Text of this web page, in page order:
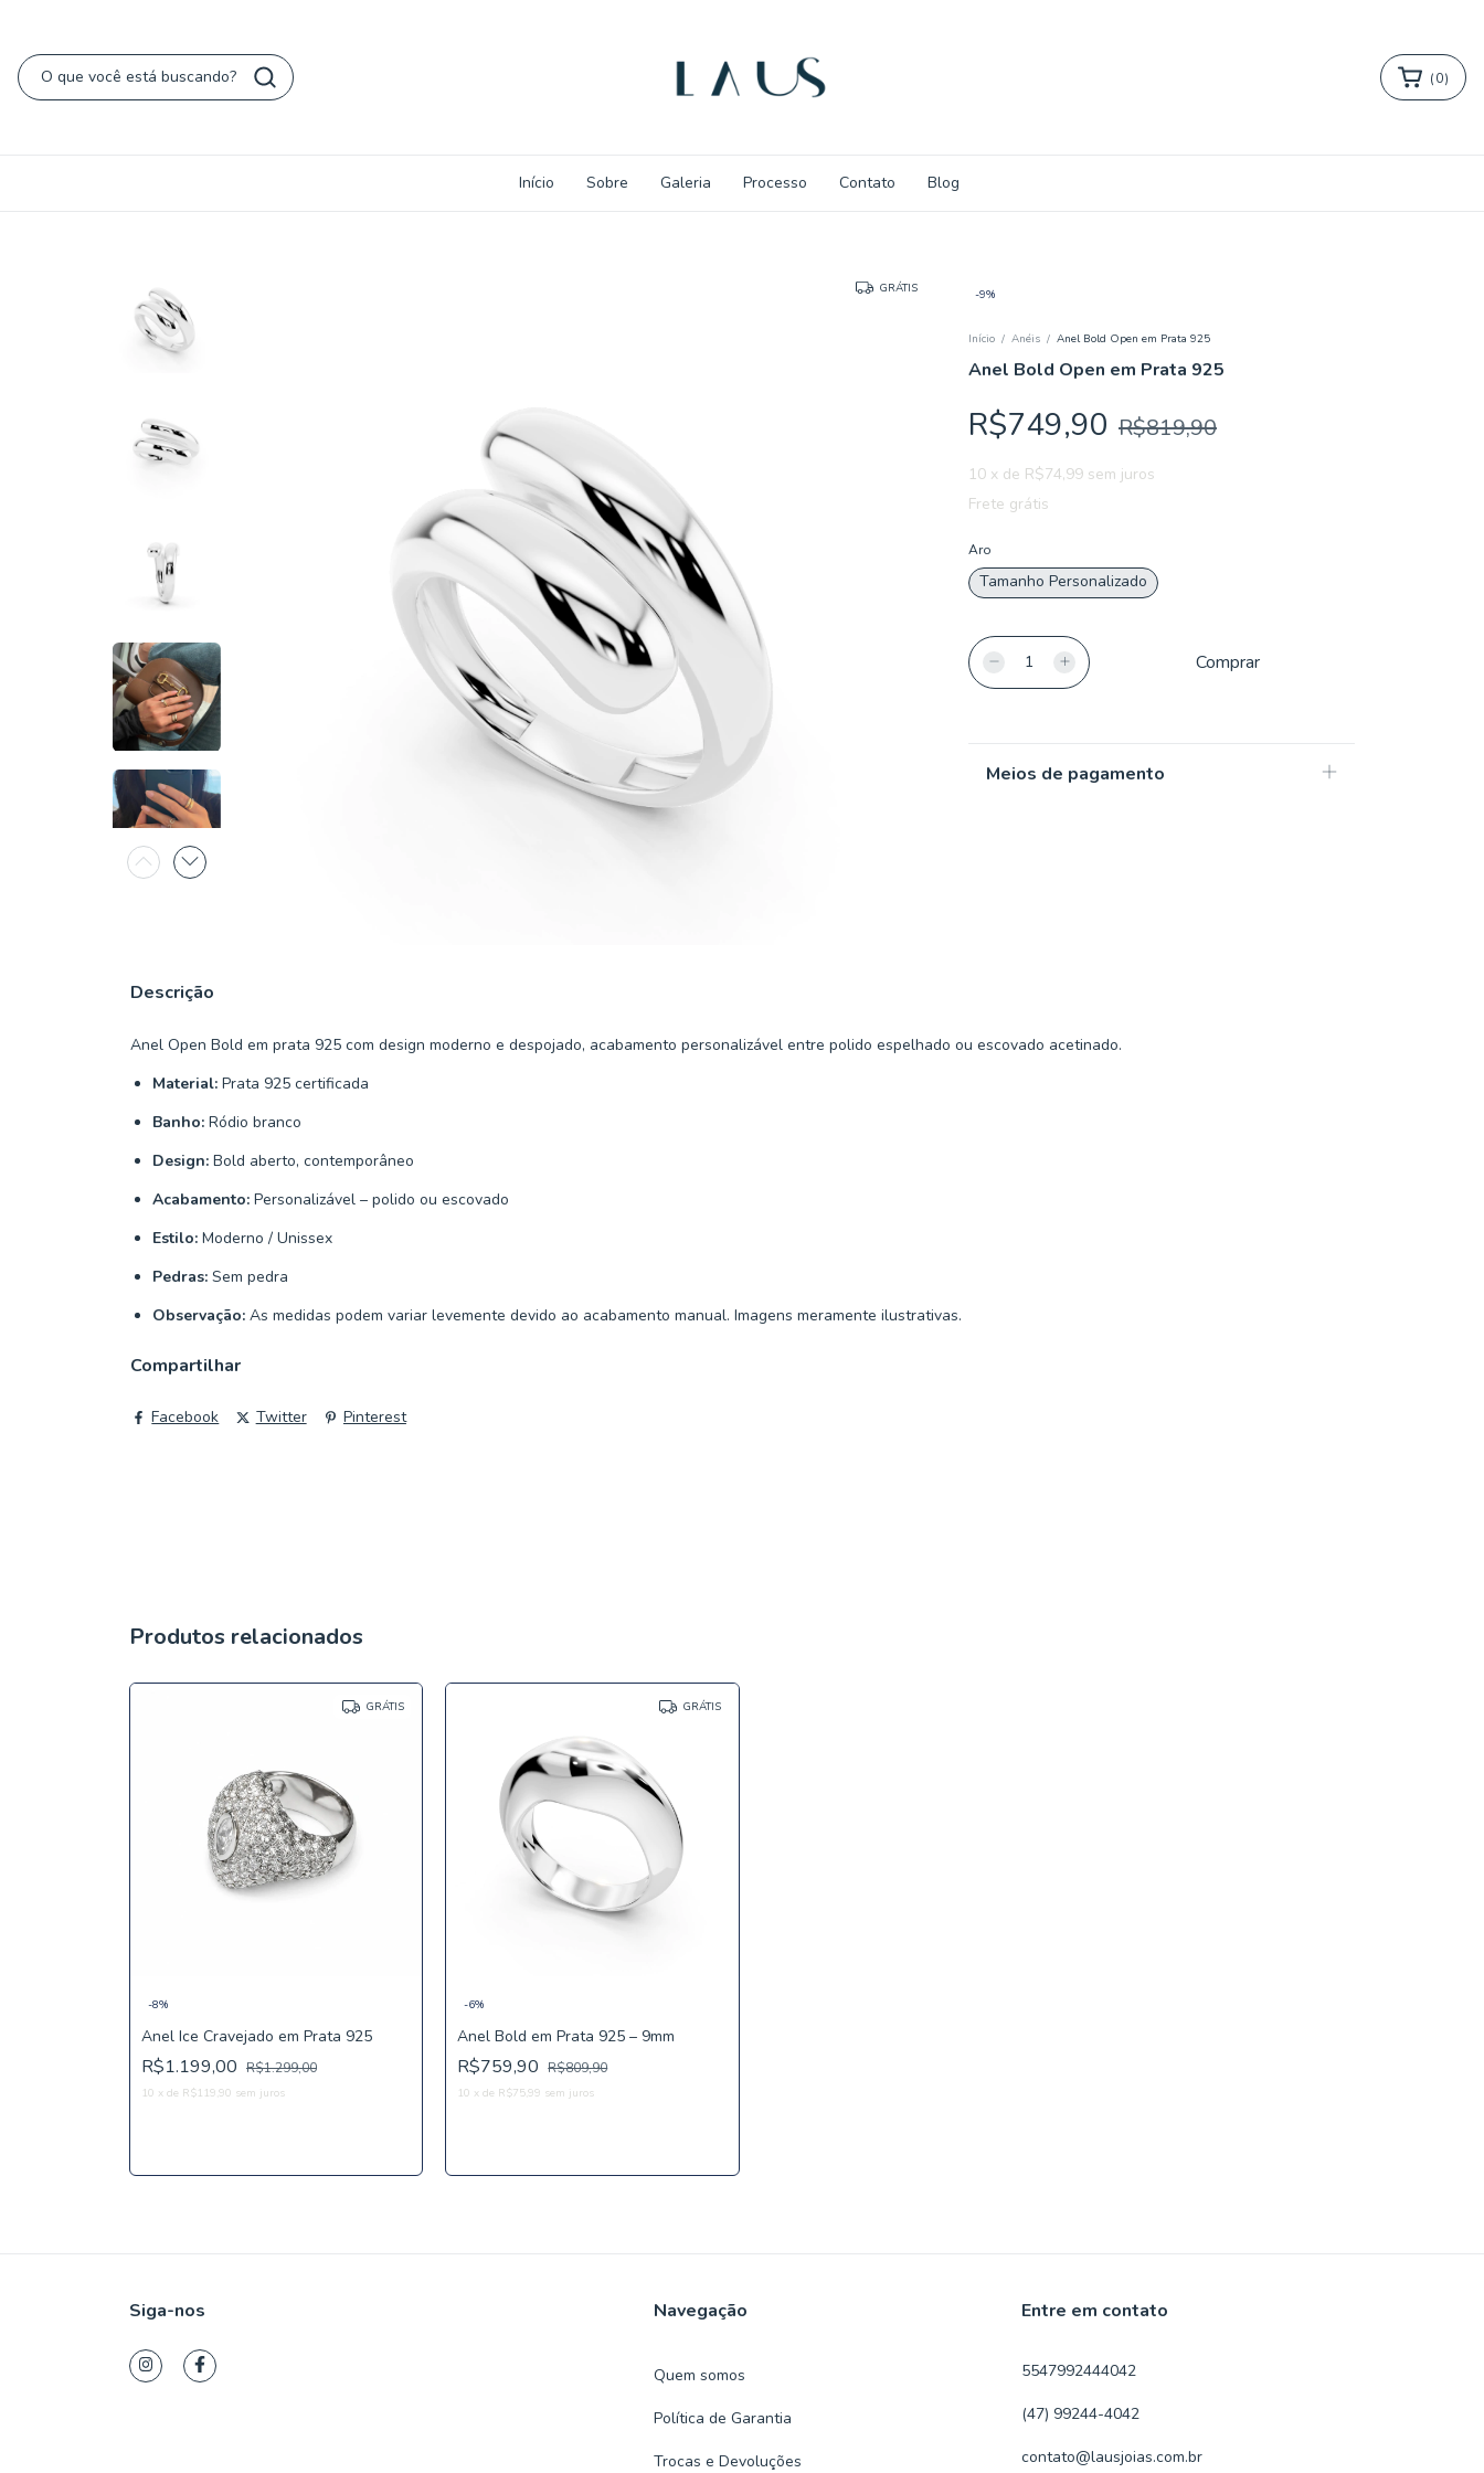
(0)
Início Sobre Galeria Processo Contato Blog
GRÁTIS -9%
Início / Anéis / Anel Bold Open em Prata 925
Anel Bold Open em Prata 925
R$749,90 R$819,90
10 x de R$74,99 sem juros
Frete grátis
Aro
Tamanho Personalizado
Meios de pagamento
Descrição
Anel Open Bold em prata 925 com design moderno e despojado, acabamento personalizável entre polido espelhado ou escovado acetinado.
Material: Prata 925 certificada
Banho: Ródio branco
Design: Bold aberto, contemporâneo
Acabamento: Personalizável – polido ou escovado
Estilo: Moderno / Unissex
Pedras: Sem pedra
Observação: As medidas podem variar levemente devido ao acabamento manual. Imagens meramente ilustrativas.
Compartilhar
Facebook Twitter Pinterest
Produtos relacionados
GRÁTIS
-8%
Anel Ice Cravejado em Prata 925
R$1.199,00 R$1.299,00
10 x de R$119,90 sem juros
GRÁTIS
-6%
Anel Bold em Prata 925 – 9mm
R$759,90 R$809,90
10 xde R$75,99 sem juros
Siga-nos Navegação
Quem somos
Política de Garantia
Trocas e Devoluções
Entre em contato
5547992444042
(47) 99244-4042
contato@lausjoias.com.br